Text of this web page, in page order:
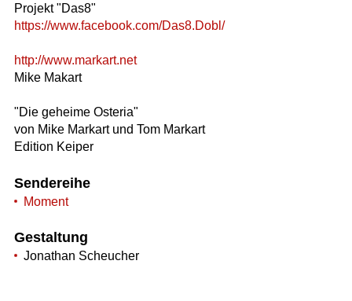
Projekt "Das8"
https://www.facebook.com/Das8.Dobl/
http://www.markart.net
Mike Makart
"Die geheime Osteria"
von Mike Markart und Tom Markart
Edition Keiper
Sendereihe
Moment
Gestaltung
Jonathan Scheucher